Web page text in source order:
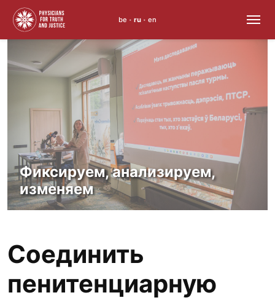
to
content
be • ru • en
Фиксируем, анализируем,
изменяем
Соединить
пенитенциарную